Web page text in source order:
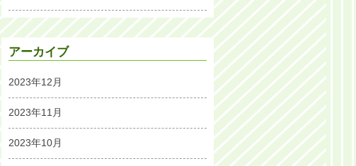
アーカイブ
2023年12月
2023年11月
2023年10月